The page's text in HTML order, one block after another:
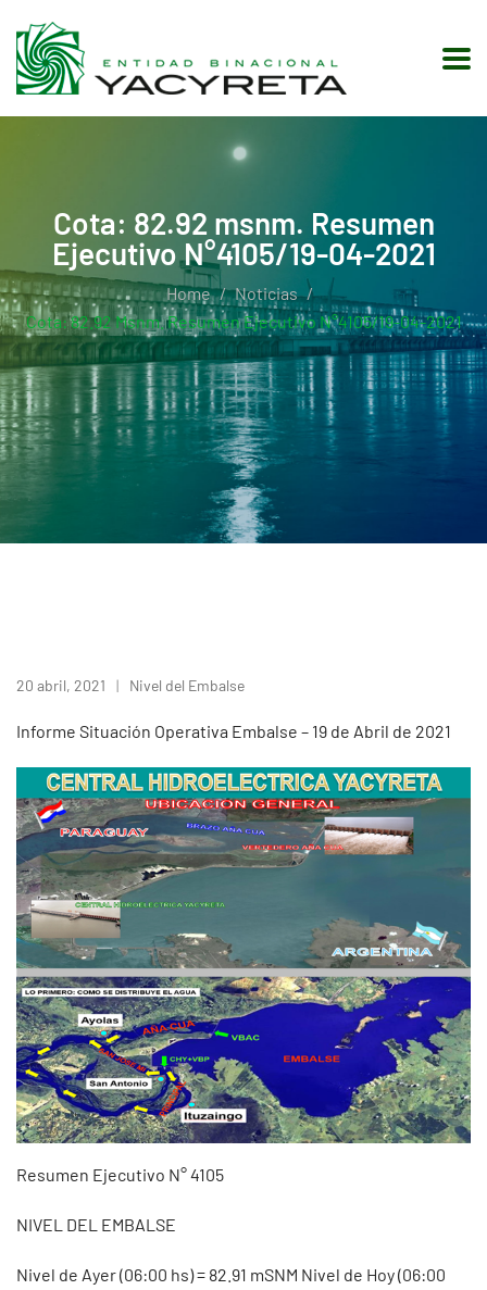
Cota: 82.92 msnm. Resumen
Ejecutivo N°4105/19-04-2021
Home
Noticias
Cota: 82.92 Msnm. Resumen Ejecutivo N°4105/19-04-2021
20 abril, 2021 Nivel del Embalse
Informe Situación Operativa Embalse – 19 de Abril de 2021
Resumen Ejecutivo N° 4105
NIVEL DEL EMBALSE
Nivel de Ayer (06:00 hs) = 82.91 mSNM Nivel de Hoy (06:00